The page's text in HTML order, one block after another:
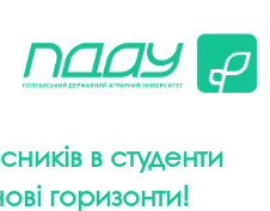
в студенти
горизонти!